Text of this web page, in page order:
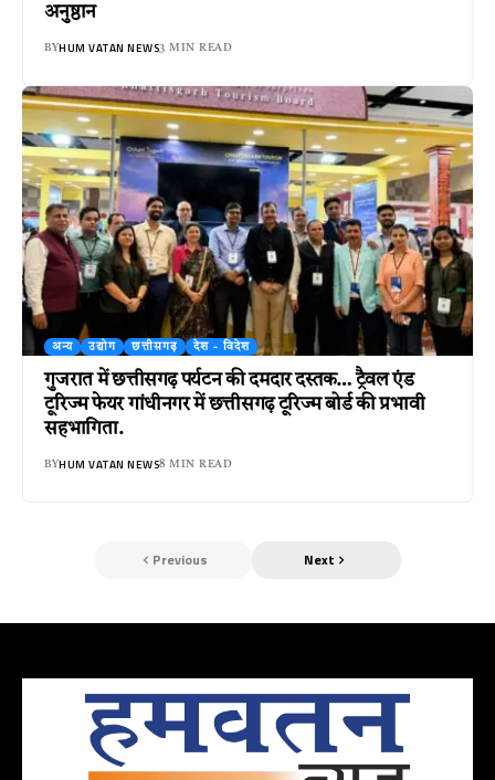
अनुष्ठान
BYHUM VATAN NEWS3 MIN READ
अन्य उद्योग छत्तीसगढ़ देश - विदेश
गुजरात में छत्तीसगढ़ पर्यटन की दमदार दस्तक… ट्रैवल एंड
टूरिज्म फेयर गांधीनगर में छत्तीसगढ़ टूरिज्म बोर्ड की प्रभावी
सहभागिता.
BYHUM VATAN NEWS8 MIN READ
Previous Next